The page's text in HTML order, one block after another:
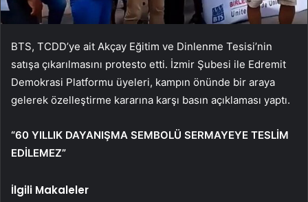
BTS, TCDD’ye ait Akçay Eğitim ve Dinlenme Tesisi’nin
satışa çıkarılmasını protesto etti. İzmir Şubesi ile Edremit
Demokrasi Platformu üyeleri, kampın önünde bir araya
gelerek özelleştirme kararına karşı basın açıklaması yaptı.
“60 YILLIK DAYANIŞMA SEMBOLÜ SERMAYEYE TESLİM
EDİLEMEZ”
İlgili Makaleler